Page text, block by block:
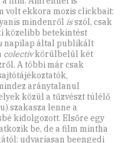
volt ekkora mozis clickbait:
mindenről isszól, csak
közelibb betekintést
napilap által publikált
colectivkörülbelül két
A többi már csak
aránytalanul
közül a tűzvészt túlélő
szakasza lenne a
kidolgozott. Elsőre egy
be, de a film mintha
udvariasan beengedi